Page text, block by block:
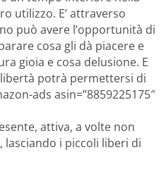
utilizzo. E’ attraverso
può avere l’opportunità di
cosa gli dà piacere e
gioia e cosa delusione. E
potrà permettersi di
ads asin=”8859225175″
attiva, a volte non
i piccoli liberi di